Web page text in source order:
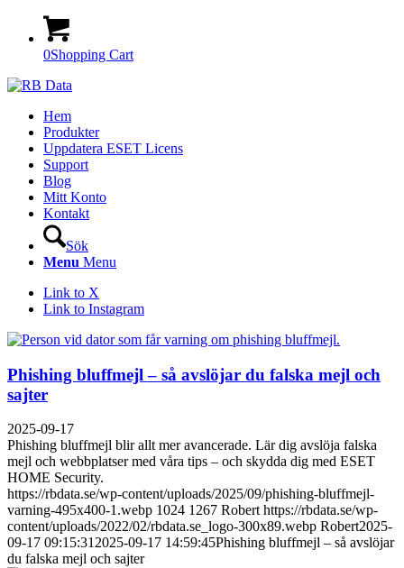
0Shopping Cart
Hem
Produkter
Uppdatera ESET Licens
Support
Blog
Mitt Konto
Kontakt
Sök
Menu Menu
Link to X
Link to Instagram
Phishing bluffmejl – så avslöjar du falska mejl och
sajter
2025-09-17
Phishing bluffmejl blir allt mer avancerade. Lär dig avslöja falska
mejl och webbplatser med våra tips – och skydda dig med ESET
HOME Security.
https://rbdata.se/wp-content/uploads/2025/09/phishing-bluffmejl-
varning-495x400-1.webp 1024 1267 Robert https://rbdata.se/wp-
content/uploads/2022/02/rbdata.se_logo-300x89.webp Robert2025-
09-17 09:15:312025-09-17 14:59:45Phishing bluffmejl – så avslöjar
du falska mejl och sajter